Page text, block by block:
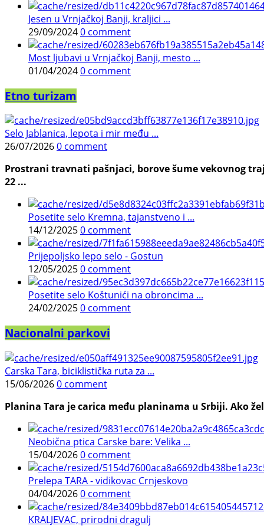
Jesen u Vrnjačkoj Banji, kraljici ...
29/09/20240 comment
Most ljubavi u Vrnjačkoj Banji, mesto ...
01/04/20240 comment
Etno turizam
Selo Jablanica, lepota i mir među ...
26/07/20260 comment
Prostrani travnati pašnjaci, borove šume vekovnog
22 ...
Posetite selo Kremna, tajanstveno i ...
14/12/20250 comment
Prijepoljsko lepo selo - Gostun
12/05/20250 comment
Posetite selo Koštunići na obroncima ...
24/02/20250 comment
Nacionalni parkovi
Carska Tara, biciklistička ruta za ...
15/06/20260 comment
Planina Tara je carica među planinama u Srbiji. Ako
Neobična ptica Carske bare: Velika ...
15/04/20260 comment
Prelepa TARA - vidikovac Crnjeskovo
04/04/20260 comment
KRALJEVAC, prirodni dragulj